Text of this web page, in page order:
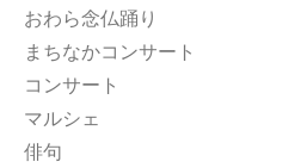
おわら念仏踊り
まちなかコンサート
コンサート
マルシェ
俳句